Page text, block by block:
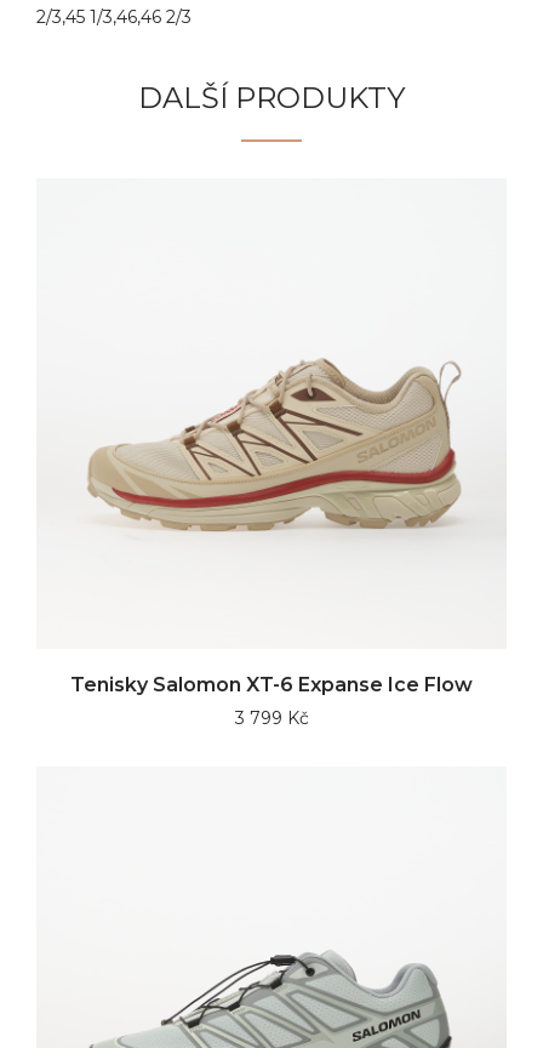
2/3,45 1/3,46,46 2/3
DALŠÍ PRODUKTY
Tenisky Salomon XT-6 Expanse Ice Flow
3 799 Kč